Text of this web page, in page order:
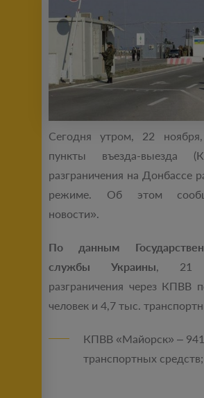
Сегодня утром, 22
пункты въезда-выезда
разграничения на Донбассе
режиме. Об этом
новости».
По данным
службы Украины, 21
разграничения через КПВВ
человек и 4,7 тыс.
КПВВ «Майорск» –
транспортных средств;